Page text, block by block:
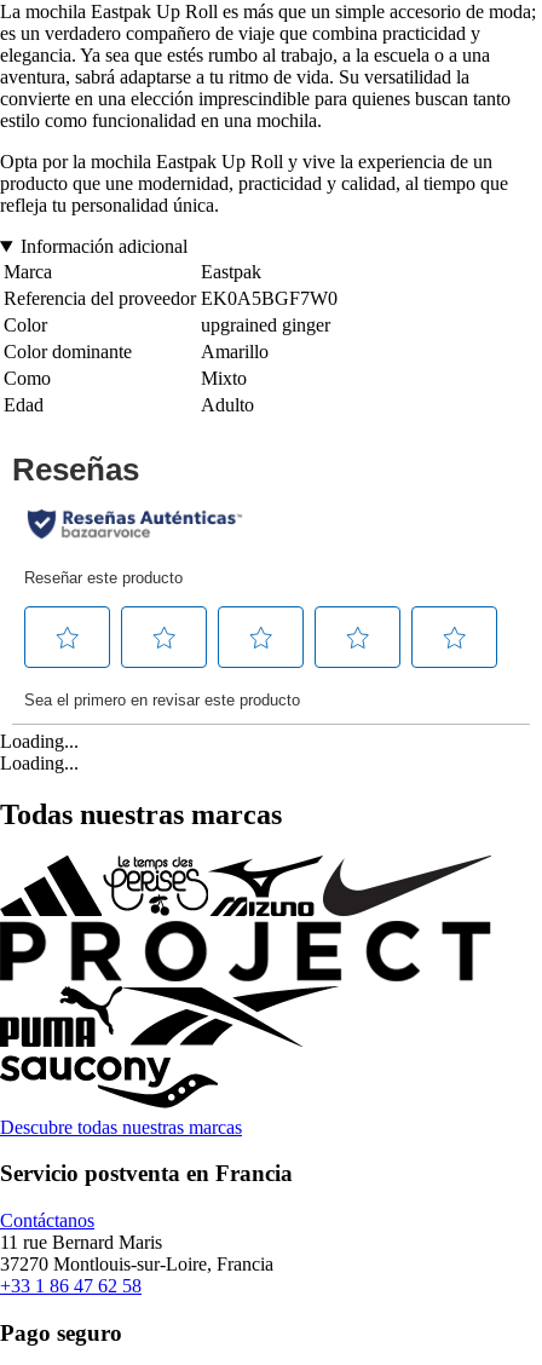
La mochila Eastpak Up Roll es más que un simple accesorio de moda;
es un verdadero compañero de viaje que combina practicidad y
elegancia. Ya sea que estés rumbo al trabajo, a la escuela o a una
aventura, sabrá adaptarse a tu ritmo de vida. Su versatilidad la
convierte en una elección imprescindible para quienes buscan tanto
estilo como funcionalidad en una mochila.
Opta por la mochila Eastpak Up Roll y vive la experiencia de un
producto que une modernidad, practicidad y calidad, al tiempo que
refleja tu personalidad única.
Información adicional
Marca
Eastpak
Referencia del proveedor EK0A5BGF7W0
Color
upgrained ginger
Color dominante
Amarillo
Como
Mixto
Edad
Adulto
Loading...
Loading...
Todas nuestras marcas
Descubre todas nuestras marcas
Servicio postventa en Francia
Contáctanos
11 rue Bernard Maris
37270 Montlouis-sur-Loire, Francia
+33 1 86 47 62 58
Pago seguro